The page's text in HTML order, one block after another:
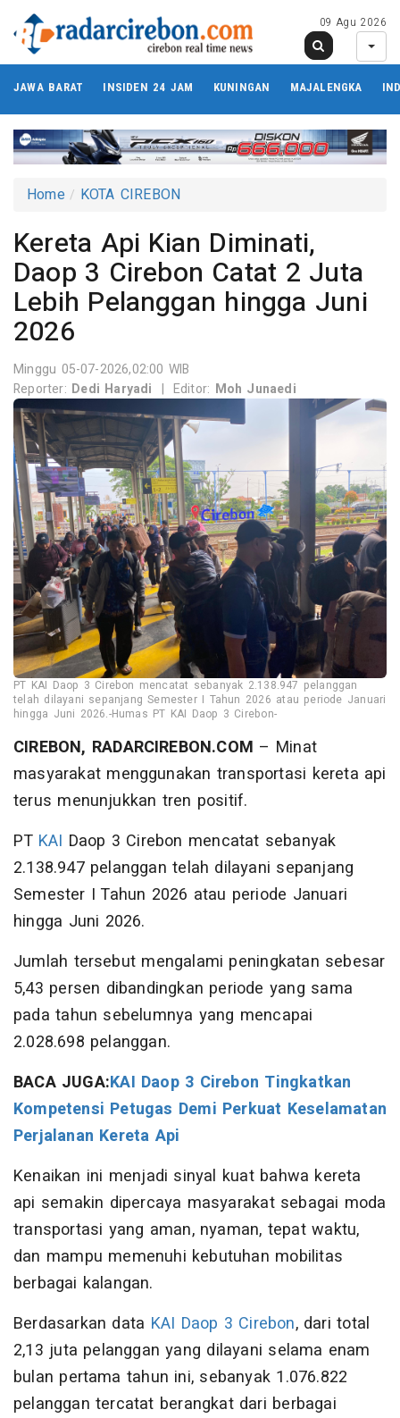
09 Agu 2026
JAWA BARAT INSIDEN 24 JAM KUNINGAN MAJALENGKA
Home KOTA CIREBON
Kereta Api Kian Diminati,
Daop 3 Cirebon Catat 2 Juta
Lebih Pelanggan hingga Juni
2026
Minggu 05-07-2026,02:00 WIB
Reporter: Dedi Haryadi | Editor: Moh Junaedi
PT KAI Daop 3 Cirebon mencatat sebanyak 2.138.947 pelanggan
telah dilayani sepanjang Semester I Tahun 2026 atau periode Januari
hingga Juni 2026.-Humas PT KAI Daop 3 Cirebon-
CIREBON, RADARCIREBON.COM – Minat
masyarakat menggunakan transportasi kereta api
terus menunjukkan tren positif.
PT KAI Daop 3 Cirebon mencatat sebanyak
2.138.947 pelanggan telah dilayani sepanjang
Semester I Tahun 2026 atau periode Januari
hingga Juni 2026.
Jumlah tersebut mengalami peningkatan sebesar
5,43 persen dibandingkan periode yang sama
pada tahun sebelumnya yang mencapai
2.028.698 pelanggan.
BACA JUGA:KAI Daop 3 Cirebon Tingkatkan
Kompetensi Petugas Demi Perkuat Keselamatan
Perjalanan Kereta Api
Kenaikan ini menjadi sinyal kuat bahwa kereta
api semakin dipercaya masyarakat sebagai moda
transportasi yang aman, nyaman, tepat waktu,
dan mampu memenuhi kebutuhan mobilitas
berbagai kalangan.
Berdasarkan data KAI Daop 3 Cirebon, dari total
2,13 juta pelanggan yang dilayani selama enam
bulan pertama tahun ini, sebanyak 1.076.822
pelanggan tercatat berangkat dari berbagai